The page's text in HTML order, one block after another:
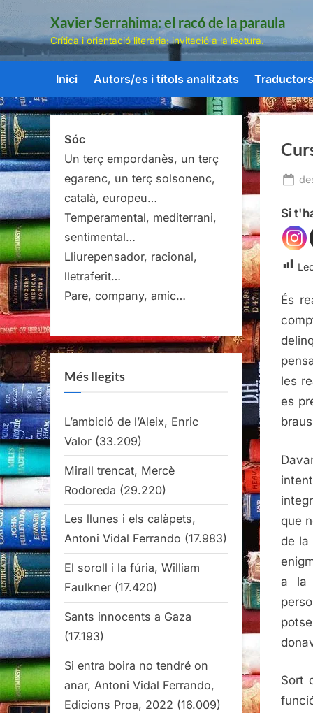
Skip
content
Xavier Serrahima: el racó de la paraula
Crítica i orientació literària: invitació a la lectura.
Inici Autors/es i títols analitzats
Si
És
les
es
que
de
a la
Sort
Sóc
Un terç empordanès, un terç
egarenc, un terç solsonenc,
català, europeu…
Temperamental, mediterrani,
sentimental…
Lliurepensador, racional,
lletraferit…
Pare, company, amic…
Més llegits
L’ambició de l’Aleix, Enric
Valor (33.209)
Mirall trencat, Mercè
Rodoreda (29.220)
Les llunes i els calàpets,
Antoni Vidal Ferrando (17.983)
El soroll i la fúria, William
Faulkner (17.420)
Sants innocents a Gaza
(17.193)
Si entra boira no tendré on
anar, Antoni Vidal Ferrando,
Edicions Proa, 2022 (16.009)